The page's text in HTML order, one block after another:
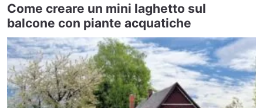
Come creare un mini laghetto sul
balcone con piante acquatiche